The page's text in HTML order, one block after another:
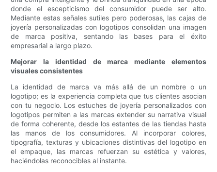
donde el escepticismo del consumidor puede ser alto.
Mediante estas señales sutiles pero poderosas, las cajas de
joyería personalizadas con logotipos consolidan una imagen
de marca positiva, sentando las bases para el éxito
empresarial a largo plazo.
Mejorar la identidad de marca mediante elementos
visuales consistentes
La identidad de marca va más allá de un nombre o un
logotipo; es la experiencia completa que tus clientes asocian
con tu negocio. Los estuches de joyería personalizados con
logotipos permiten a las marcas extender su narrativa visual
de forma coherente, desde los estantes de las tiendas hasta
las manos de los consumidores. Al incorporar colores,
tipografía, texturas y ubicaciones distintivas del logotipo en
el empaque, las marcas refuerzan su estética y valores,
haciéndolas reconocibles al instante.